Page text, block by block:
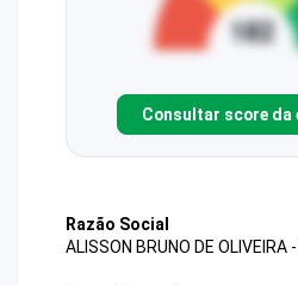
Consultar score da
Razão Social
ALISSON BRUNO DE OLIVEIRA